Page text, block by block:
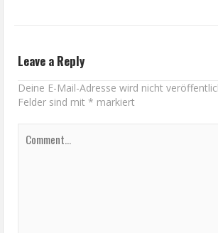
Leave a Reply
Deine E-Mail-Adresse wird nicht
Felder sind mit* markiert